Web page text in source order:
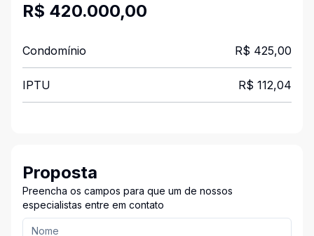
R$ 420.000,00
Condomínio R$ 425,00
IPTU R$ 112,04
Proposta
Preencha os campos para que um de nossos
especialistas entre em contato